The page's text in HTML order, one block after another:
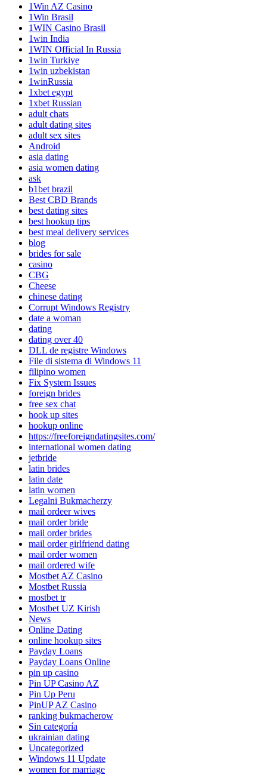
1Win AZ Casino
1Win Brasil
1WIN Casino Brasil
1win India
1WIN Official In Russia
1win Turkiye
1win uzbekistan
1winRussia
1xbet egypt
1xbet Russian
adult chats
adult dating sites
adult sex sites
Android
asia dating
asia women dating
ask
b1bet brazil
Best CBD Brands
best dating sites
best hookup tips
best meal delivery services
blog
brides for sale
casino
CBG
Cheese
chinese dating
Corrupt Windows Registry
date a woman
dating
dating over 40
DLL de registre Windows
File di sistema di Windows 11
filipino women
Fix System Issues
foreign brides
free sex chat
hook up sites
hookup online
https://freeforeigndatingsites.com/
international women dating
jetbride
latin brides
latin date
latin women
Legalni Bukmacherzy
mail ordeer wives
mail order bride
mail order brides
mail order girlfriend dating
mail order women
mail ordered wife
Mostbet AZ Casino
Mostbet Russia
mostbet tr
Mostbet UZ Kirish
News
Online Dating
online hookup sites
Payday Loans
Payday Loans Online
pin up casino
Pin UP Casino AZ
Pin Up Peru
PinUP AZ Casino
ranking bukmacherow
Sin categoría
ukrainian dating
Uncategorized
Windows 11 Update
women for marriage